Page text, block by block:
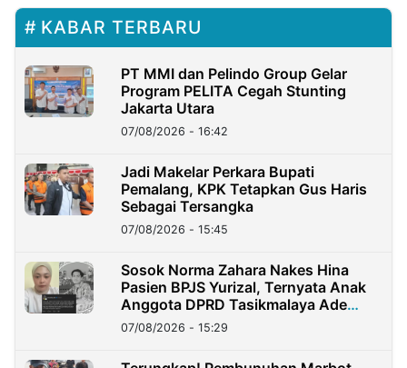
KABAR TERBARU
PT MMI dan Pelindo Group Gelar
Program PELITA Cegah Stunting
Jakarta Utara
07/08/2026 - 16:42
Jadi Makelar Perkara Bupati
Pemalang, KPK Tetapkan Gus Haris
Sebagai Tersangka
07/08/2026 - 15:45
Sosok Norma Zahara Nakes Hina
Pasien BPJS Yurizal, Ternyata Anak
Anggota DPRD Tasikmalaya Ade
Lukman
07/08/2026 - 15:29